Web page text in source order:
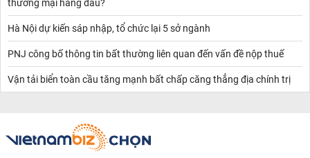
thương mại hàng đầu?
Hà Nội dự kiến sáp nhập, tổ chức lại 5 sở ngành
PNJ công bố thông tin bất thường liên quan đến vấn đề nộp thuế
Vận tải biển toàn cầu tăng mạnh bất chấp căng thẳng địa chính trị